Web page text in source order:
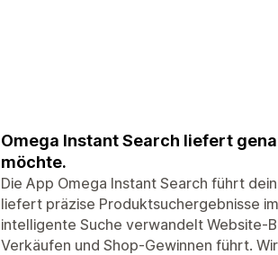
Omega Instant Search liefert
möchte.
Die App Omega Instant Search führt
liefert präzise Produktsuchergebnisse
intelligente Suche verwandelt Website-
Verkäufen und Shop-Gewinnen führt.